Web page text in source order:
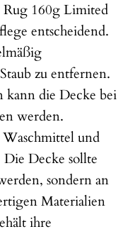
160g Limited
entscheidend.
zu entfernen.
kann die Decke bei
werden.
und
Decke sollte
sondern an
Materialien
ihre